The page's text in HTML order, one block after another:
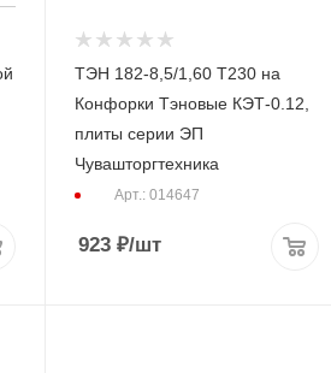
ТЭН 182-8,5/1,60 Т230 на
Конфорки Тэновые КЭТ-0.12,
плиты серии ЭП
Чувашторгтехника
Арт.: 014647
923₽/шт